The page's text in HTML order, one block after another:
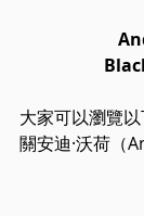
大家可以瀏覽
關安迪·沃荷（